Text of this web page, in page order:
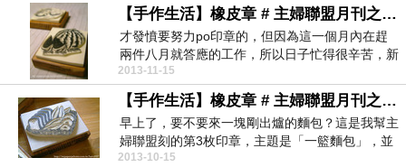
【手作生活】橡皮章 # 主婦聯盟月刊之黃肉大西瓜
才發憤要努力po印章的，但因為這一個月內在趕
兩件八月就答應的工作，所以日子忙得很辛苦，新
聞台一別又是...
2013-11-15
【手作生活】橡皮章 # 主婦聯盟月刊之藤籃麵包
早上了，要不要來一塊剛出爐的麵包？這是我幫主
婦聯盟刻的第3枚印章，主題是「一籃麵包」，並
附了幾張合作...
2013-10-15